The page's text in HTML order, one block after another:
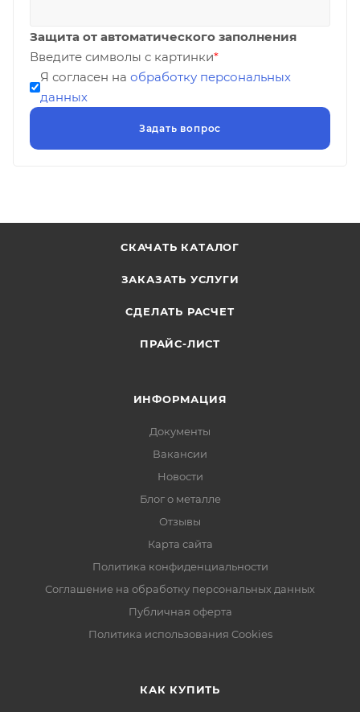
Защита от автоматического заполнения
Введите символы с картинки*
Я согласен на обработку персональных
данных
СКАЧАТЬ КАТАЛОГ
ЗАКАЗАТЬ УСЛУГИ
СДЕЛАТЬ РАСЧЕТ
ПРАЙС-ЛИСТ
ИНФОРМАЦИЯ
Документы
Вакансии
Новости
Блог о металле
Отзывы
Карта сайта
Политика конфиденциальности
Соглашение на обработку персональных данных
Публичная оферта
Политика использования Cookies
КАК КУПИТЬ